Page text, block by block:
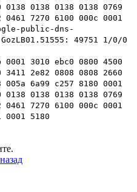
0138 0138 0138 0769
7270 6100 000c 0001
public-dns-
49751 1/0/0
0001 3010 ebc0 0800 4500
2e82 0808 0808 2660
6a99 c257 8180 0001
0138 0138 0138 0769
7270 6100 000c 0001
0001 5180